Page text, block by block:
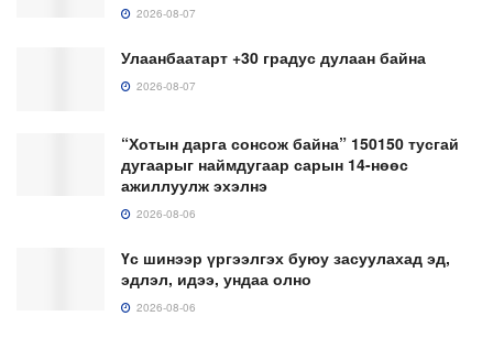
2026-08-07
Улаанбаатарт +30 градус дулаан байна
2026-08-07
“Хотын дарга сонсож байна” 150150 тусгай
дугаарыг наймдугаар сарын 14-нөөс
ажиллуулж эхэлнэ
2026-08-06
Үс шинээр үргээлгэх буюу засуулахад эд,
эдлэл, идээ, ундаа олно
2026-08-06